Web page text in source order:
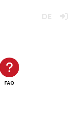
FAQ